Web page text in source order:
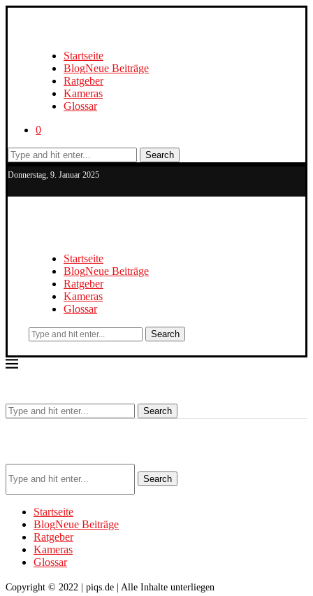
Startseite
BlogNeue Beiträge
Ratgeber
Kameras
Glossar
0
Search
Donnerstag, 9. Januar 2025
Startseite
BlogNeue Beiträge
Ratgeber
Kameras
Glossar
Search
Search
Search
Startseite
BlogNeue Beiträge
Ratgeber
Kameras
Glossar
Copyright © 2022 | piqs.de | Alle Inhalte unterliegen